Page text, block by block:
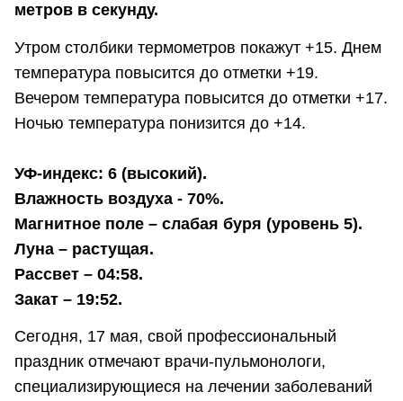
метров в секунду.
Утром столбики термометров покажут +15. Днем
температура повысится до отметки +19.
Вечером температура повысится до отметки +17.
Ночью температура понизится до +14.
УФ-индекс: 6 (высокий).
Влажность воздуха - 70%.
Магнитное поле – слабая буря (уровень 5).
Луна – растущая.
Рассвет – 04:58.
Закат – 19:52.
Сегодня, 17 мая, свой профессиональный
праздник отмечают врачи-пульмонологи,
специализирующиеся на лечении заболеваний